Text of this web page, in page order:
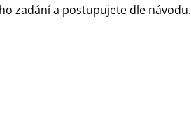
zadání a postupujete dle návodu.